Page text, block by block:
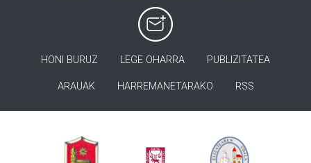
HONI BURUZ LEGE OHARRA PUBLIZITATEA
ARAUAK HARREMANETARAKO RSS